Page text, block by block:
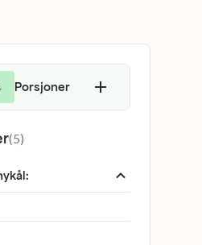
Porsjoner
(5)
: